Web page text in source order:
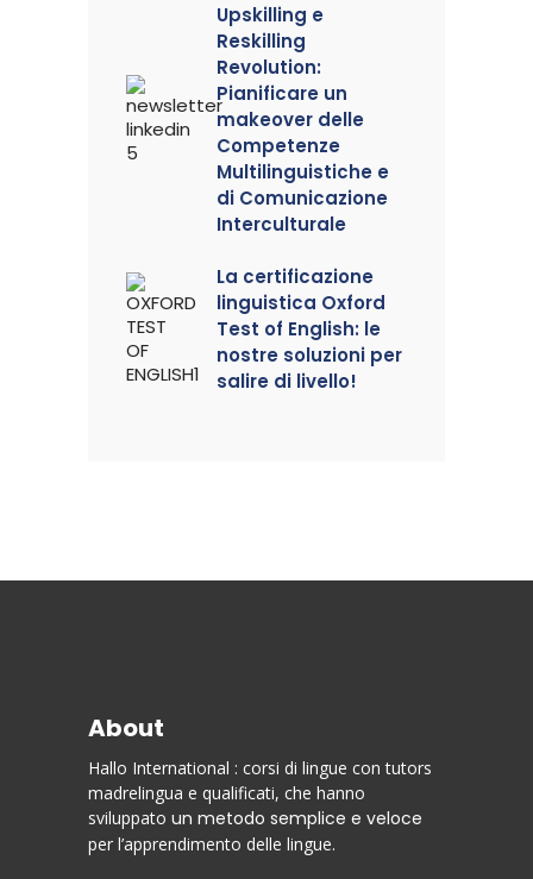
Upskilling e
Reskilling
Revolution:
Pianificare un
makeover delle
Competenze
Multilinguistiche e
di Comunicazione
Interculturale
La certificazione
linguistica Oxford
Test of English: le
nostre soluzioni per
salire di livello!
About
Hallo International : corsi di lingue con tutors
madrelingua e qualificati, che hanno
sviluppato un metodo semplice e veloce
per l’apprendimento delle lingue.